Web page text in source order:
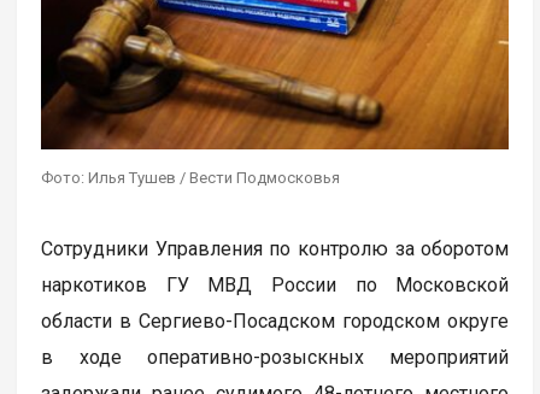
Фото: Илья Тушев / Вести Подмосковья
Сотрудники Управления по контролю за оборотом
наркотиков ГУ МВД России по Московской
области в Сергиево-Посадском городском округе
в ходе оперативно-розыскных мероприятий